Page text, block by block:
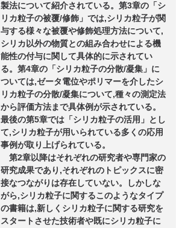
製法について紹介されている。第3章の「シ
リカ粒子の被覆/修飾」では,シリカ粒子が関
与する様々な被覆や修飾処理方法について,
シリカ以外の物質との組み合わせによる機
能性の付与に関して具体的に示されてい
る。第4章の「シリカ粒子の分散/凝集」に
ついては,ゼータ電位やポリマーを介したシ
リカ粒子の分散/凝集について,種々の測定法
から評価方法まで具体例が示されている。
最後の第5章では「シリカ粒子の活用」とし
て,シリカ粒子が用いられている多くの応用
事例が取り上げられている。
第2章以降はそれぞれの研究者や専門家の
研究成果であり,それぞれのトピックスに密
接なつながりは存在していない。しかしな
がら,シリカ粒子に関するこのようなタイプ
の書籍は,新しくシリカ粒子に関する研究を
スタートさせた技術者や既にシリカ粒子に